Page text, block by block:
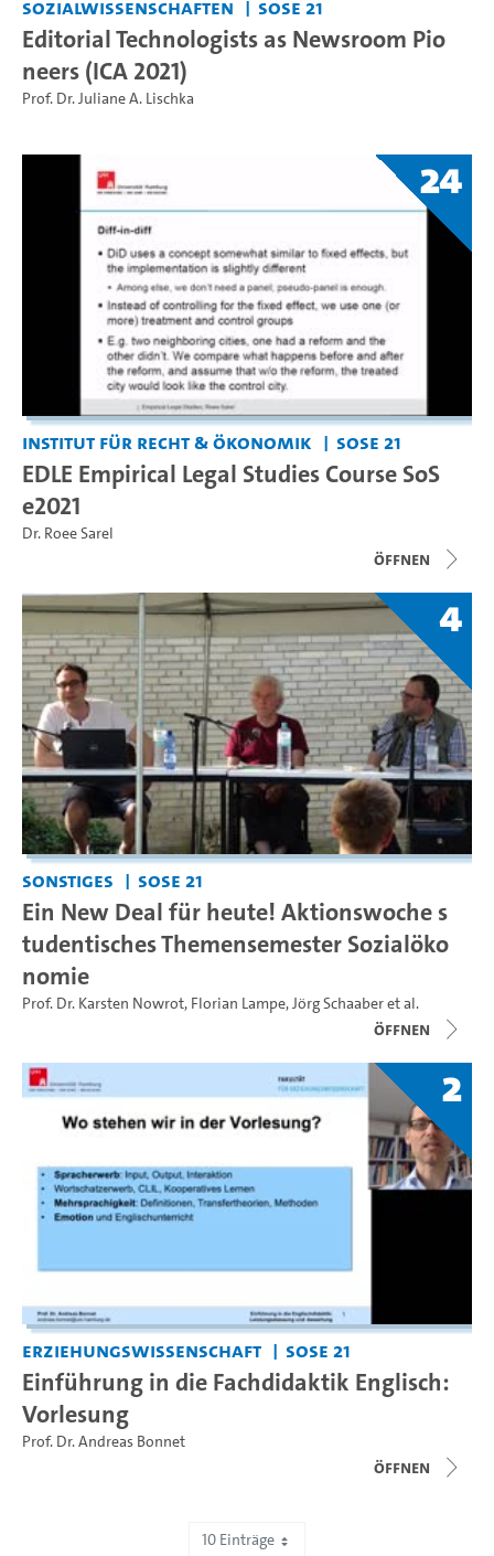
Sozialwissenschaften SoSe 21
Editorial Technologists as Newsroom Pio
neers (ICA 2021)
Prof. Dr. Juliane A. Lischka
24
Institut für Recht & Ökonomik SoSe 21
EDLE Empirical Legal Studies Course SoS
e2021
Dr. Roee Sarel
Öffnen
4
Sonstiges SoSe 21
Ein New Deal für heute! Aktionswoche s
tudentisches Themensemester Sozialöko
nomie
Prof. Dr. Karsten Nowrot, Florian Lampe,Jörg Schaaberet al.
Öffnen
2
Erziehungswissenschaft SoSe 21
Einführung in die Fachdidaktik Englisch:
Vorlesung
Prof. Dr. Andreas Bonnet
Öffnen
10 Einträge